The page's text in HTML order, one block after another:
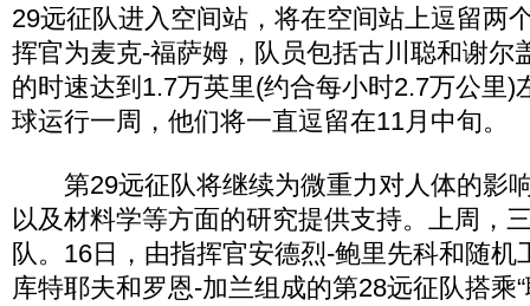
29远征队进入空间站，将在空间站上逗留两
挥官为麦克-福萨姆，队员包括古川聪和谢尔
的时速达到1.7万英里(约合每小时2.7万公里)
球运行一周，他们将一直逗留在11月中旬。
第29远征队将继续为微重力对人体的影
以及材料学等方面的研究提供支持。上周，
队。16日，由指挥官安德烈-鲍里先科和随机
库特耶夫和罗恩-加兰组成的第28远征队搭乘